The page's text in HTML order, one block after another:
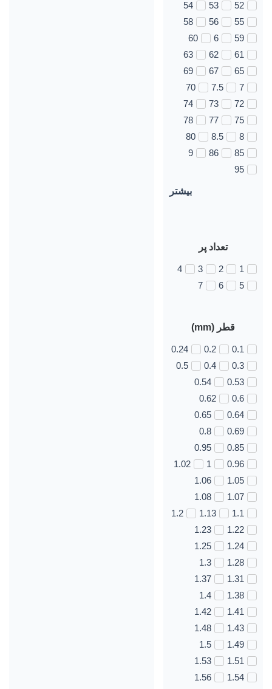
52
53
54
55
56
58
59
6
60
61
62
63
65
67
69
7
7.5
70
72
73
74
75
77
78
8
8.5
80
85
86
9
95
بیشتر
تعداد پر
1
2
3
4
5
6
7
قطر (mm)
0.1
0.2
0.24
0.3
0.4
0.5
0.53
0.54
0.6
0.62
0.64
0.65
0.69
0.8
0.85
0.95
0.96
1
1.02
1.05
1.06
1.07
1.08
1.1
1.13
1.2
1.22
1.23
1.24
1.25
1.28
1.3
1.31
1.37
1.38
1.4
1.41
1.42
1.43
1.48
1.49
1.5
1.51
1.53
1.54
1.56